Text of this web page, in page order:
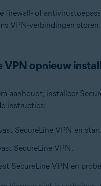
firewall- of
VPN-verbindingen
VPN opnieuw
aanhoudt, installeer
instructies:
SecureLine VPN en
SecureLine VPN.
SecureLine VPN en